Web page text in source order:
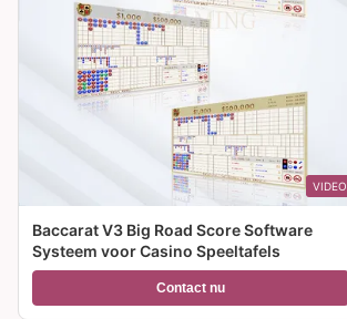
VIDEO
Baccarat V3 Big Road Score Software
Systeem voor Casino Speeltafels
Contact nu